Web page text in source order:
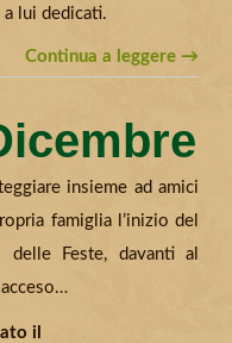
lui dedicati.
Continua a leggere →
insieme ad amici
famiglia l’inizio del
delle Feste, davanti al
il